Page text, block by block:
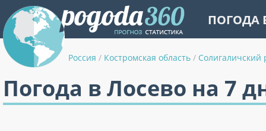
ПОГОДА
Россия / Костромская область / Солигаличский
Погода в Лосево на 7